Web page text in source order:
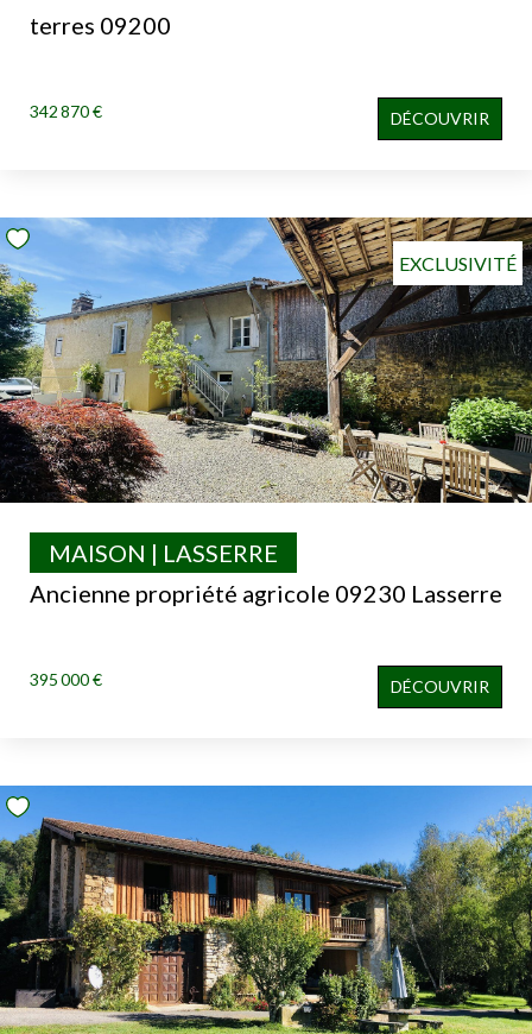
terres 09200
342 870 € DÉCOUVRIR
EXCLUSIVITÉ
Ancienne propriété agricole 09230 Lasserre
MAISON | LASSERRE
395 000 € DÉCOUVRIR